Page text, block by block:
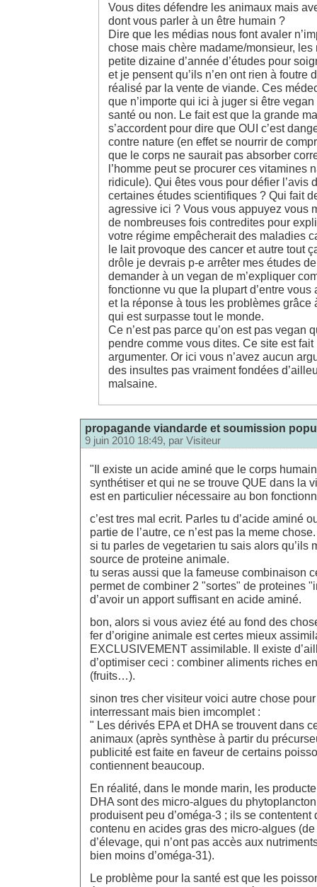
Vous dites défendre les animaux mais
dont vous parler à un être humain ?
Dire que les médias nous font avaler
chose mais chère madame/monsieur,
petite dizaine d’année d’études pour
et je pensent qu’ils n’en ont rien à foutre
réalisé par la vente de viande. Ces
que n’importe qui ici à juger si être
santé ou non. Le fait est que la grande
s’accordent pour dire que OUI c’est
contre nature (en effet se nourrir de
que le corps ne saurait pas absorber
l’homme peut se procurer ces vitamines
ridicule). Qui êtes vous pour défier l’avis
certaines études scientifiques ? Qui fait
agressive ici ? Vous vous appuyez vous
de nombreuses fois contredites pour
votre régime empêcherait des maladies
le lait provoque des cancer et autre tout
drôle je devrais p-e arrêter mes études
demander à un vegan de m’expliquer
fonctionne vu que la plupart d’entre vous
et la réponse à tous les problèmes grâce
qui est surpasse tout le monde.
Ce n’est pas parce qu’on est pas vegan
pendre comme vous dites. Ce site est
argumenter. Or ici vous n’avez aucun
des insultes pas vraiment fondées
malsaine.
propagande viandarde et soumission
9 juin 2010 18:49, par Visiteur
"Il existe un acide aminé que le corps
synthétiser et qui ne se trouve QUE dans la
est en particulier nécessaire au bon
c’est tres mal ecrit. Parles tu d’acide aminé
partie de l’autre, ce n’est pas la meme chose.
si tu parles de vegetarien tu sais alors qu’ils
source de proteine animale.
tu seras aussi que la fameuse combinaison
permet de combiner 2 "sortes" de proteines
d’avoir un apport suffisant en acide aminé.
bon, alors si vous aviez été au fond des
fer d’origine animale est certes mieux
EXCLUSIVEMENT assimilable. Il existe
d’optimiser ceci : combiner aliments riches
(fruits…).
sinon tres cher visiteur voici autre chose
interressant mais bien imcomplet :
" Les dérivés EPA et DHA se trouvent dans
animaux (après synthèse à partir du
publicité est faite en faveur de certains
contiennent beaucoup.
En réalité, dans le monde marin, les
DHA sont des micro-algues du
produisent peu d’oméga-3 ; ils se contentent
contenu en acides gras des micro-algues
d’élevage, qui n’ont pas accès aux
bien moins d’oméga-31).
Le problème pour la santé est que les